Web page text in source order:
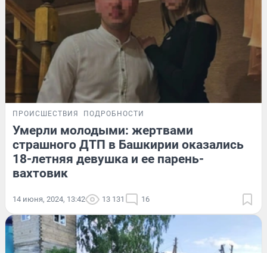
ПРОИСШЕСТВИЯ ПОДРОБНОСТИ
Умерли молодыми: жертвами
страшного ДТП в Башкирии оказались
18-летняя девушка и ее парень-
вахтовик
14 июня, 2024, 13:42 13 131 16